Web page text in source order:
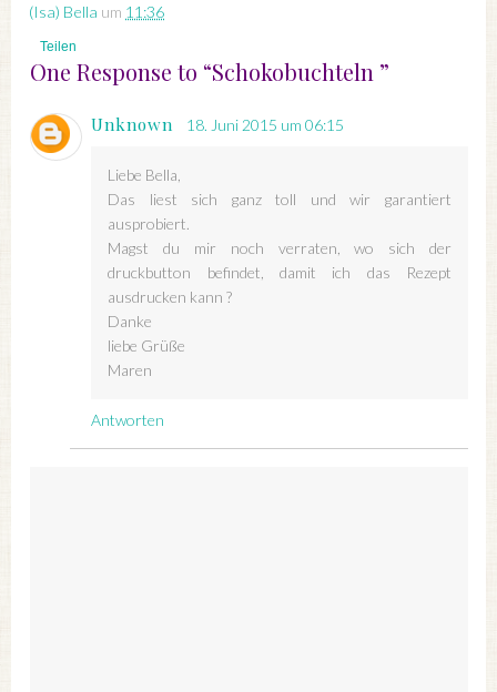
(Isa) Bella um 11:36
Teilen
One Response to “Schokobuchteln ”
Unknown 18. Juni 2015 um 06:15
Liebe Bella,
Das liest sich ganz toll und wir garantiert
ausprobiert.
Magst du mir noch verraten, wo sich der
druckbutton befindet, damit ich das Rezept
ausdrucken kann ?
Danke
liebe Grüße
Maren
Antworten